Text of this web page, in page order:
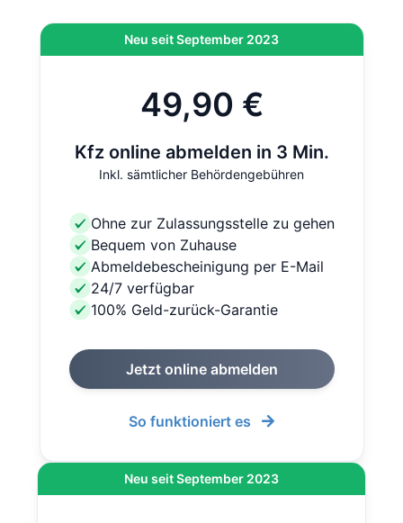
Neu seit September 2023
49,90 €
Kfz online abmelden in 3 Min.
Inkl. sämtlicher Behördengebühren
Ohne zur Zulassungsstelle zu gehen
Bequem von Zuhause
Abmeldebescheinigung per E-Mail
24/7 verfügbar
100% Geld-zurück-Garantie
Jetzt online abmelden
So funktioniert es
Neu seit September 2023